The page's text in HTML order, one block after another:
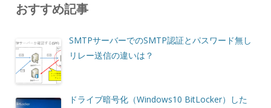
おすすめ記事
SMTPサーバーでのSMTP認証とパスワード無し
リレー送信の違いは？
ドライブ暗号化（Windows10 BitLocker）した